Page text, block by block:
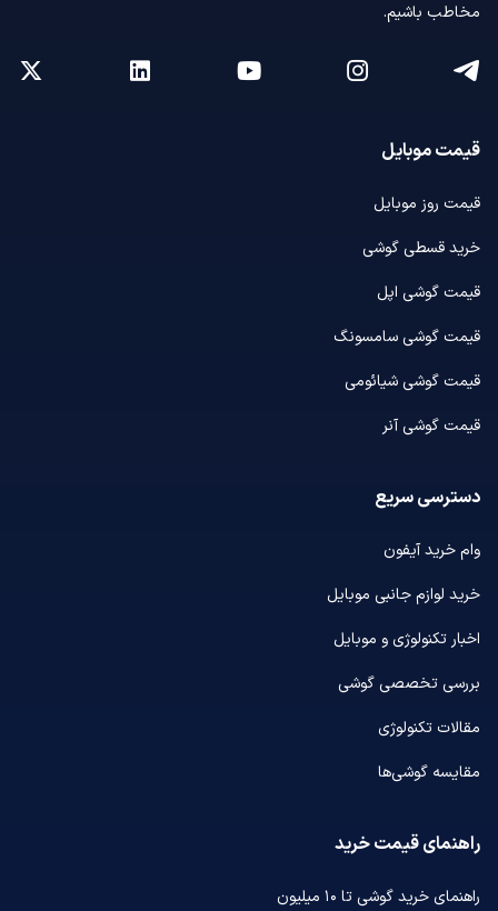
مخاطب باشیم.
قیمت موبایل
قیمت روز موبایل
خرید قسطی گوشی
قیمت گوشی اپل
قیمت گوشی سامسونگ
قیمت گوشی شیائومی
قیمت گوشی آنر
دسترسی سریع
وام خرید آیفون
خرید لوازم جانبی موبایل
اخبار تکنولوژی و موبایل
بررسی تخصصی گوشی
مقالات تکنولوژی
مقایسه گوشی‌ها
راهنمای قیمت خرید
راهنمای خرید گوشی تا ۱۰ میلیون